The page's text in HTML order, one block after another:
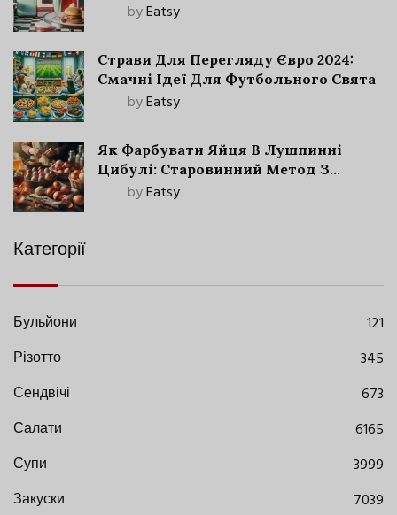
byEatsy
Страви Для Перегляду Євро 2024:
Смачні Ідеї Для Футбольного Свята
byEatsy
Як Фарбувати Яйця В Лушпинні
Цибулі: Старовинний Метод З
Сучасними Нюансами
byEatsy
Категорії
Бульйони
121
Різотто
345
Сендвічі
673
Салати
6165
Супи
3999
Закуски
7039